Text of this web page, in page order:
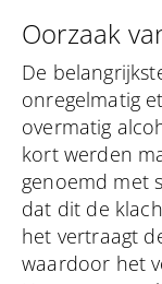
Oorzaak
De
onregelmatig
overmatig
kort werden
genoemd met
dat dit de
het vertraagt
waardoor het